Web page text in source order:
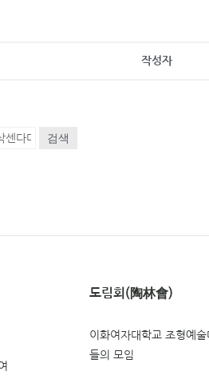
작성자
검색
도림회(陶林會)
이화여자대학교 조형예
들의 모임